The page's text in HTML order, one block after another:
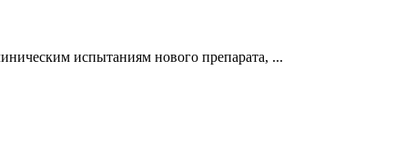
испытаниям нового препарата, ...